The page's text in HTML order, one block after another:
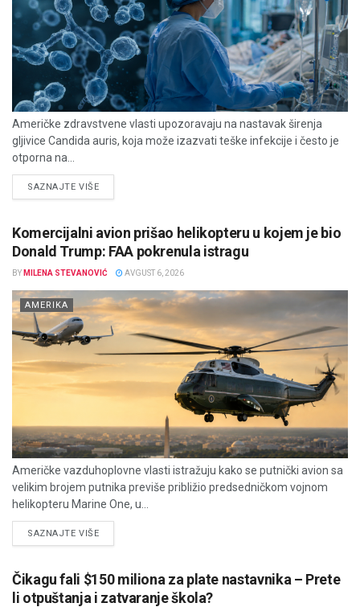
Američke zdravstvene vlasti upozoravaju na nastavak širenja
gljivice Candida auris, koja može izazvati teške infekcije i često je
otporna na...
SAZNAJTE VIŠEDETAILS
Komercijalni avion prišao helikopteru u kojem je bio
Donald Trump: FAA pokrenula istragu
BY MILENA STEVANOVIĆ AVGUST 6, 2026
AMERIKA
Američke vazduhoplovne vlasti istražuju kako se putnički avion sa
velikim brojem putnika previše približio predsedničkom vojnom
helikopteru Marine One, u...
SAZNAJTE VIŠEDETAILS
Čikagu fali $150 miliona za plate nastavnika – Prete
li otpuštanja i zatvaranje škola?